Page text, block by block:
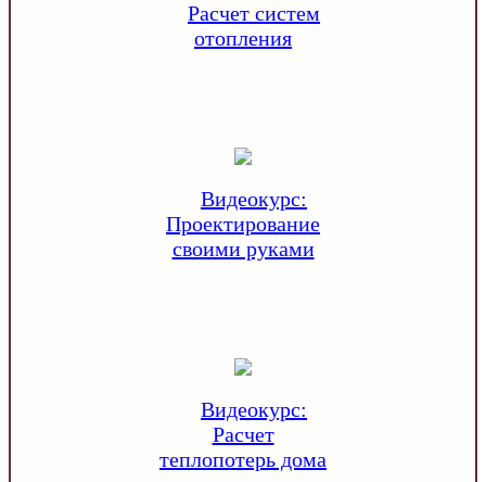
Расчет систем
отопления
Видеокурс:
Проектирование
своими руками
Видеокурс:
Расчет
теплопотерь дома